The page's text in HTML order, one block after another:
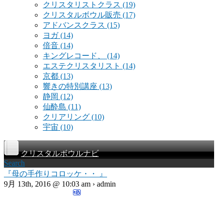
クリスタリストクラス (19)
クリスタルボウル販売 (17)
アドバンスクラス (15)
ヨガ(14)
倍音 (14)
キングレコード、 (14)
エステクリスタリスト (14)
京都 (13)
響きの特別講座 (13)
静岡 (12)
仙酔島 (11)
クリアリング (10)
宇宙 (10)
クリスタルボウルナビ
Search
『母の手作りコロッケ・・ 』
9月 13th, 2016 @ 10:03 am › admin